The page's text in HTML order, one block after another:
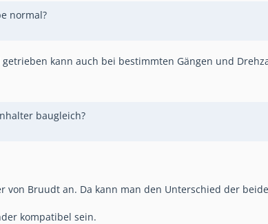
normal?
kann auch bei bestimmten Gängen und
baugleich?
von Bruudt an. Da kann man den Unterschied der
kompatibel sein.